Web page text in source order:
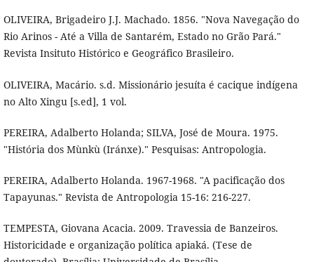
OLIVEIRA, Brigadeiro J.J. Machado. 1856. "Nova Navegação do
Rio Arinos - Até a Villa de Santarém, Estado no Grão Pará."
Revista Insituto Histórico e Geográfico Brasileiro.
OLIVEIRA, Macário. s.d. Missionário jesuíta é cacique indígena
no Alto Xingu [s.ed], 1 vol.
PEREIRA, Adalberto Holanda; SILVA, José de Moura. 1975.
"História dos Mùnkù (Iránxe)." Pesquisas: Antropologia.
PEREIRA, Adalberto Holanda. 1967-1968. "A pacificação dos
Tapayunas." Revista de Antropologia 15-16: 216-227.
TEMPESTA, Giovana Acacia. 2009. Travessia de Banzeiros.
Historicidade e organização política apiaká. (Tese de